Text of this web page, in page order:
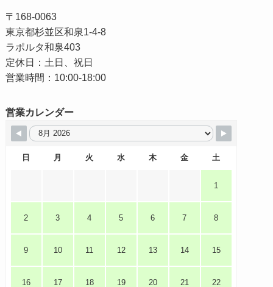
〒168-0063
東京都杉並区和泉1-4-8
ラポルタ和泉403
定休日：土日、祝日
営業時間：10:00-18:00
営業カレンダー
日 月 火 水 木 金 土
1
2 3 4 5 6 7 8
9 10 11 12 13 14 15
16 17 18 19 20 21 22